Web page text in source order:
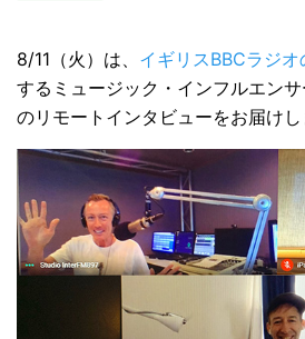
8/11（火）は、 イギリスBBCラジオ
するミュージック・インフルエン
のリモートインタビューをお届けし